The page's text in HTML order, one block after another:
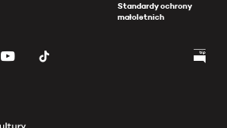
Standardy ochrony
małoletnich